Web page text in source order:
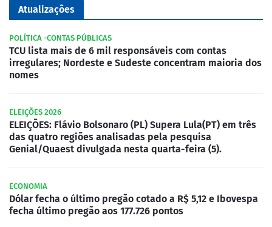
Atualizações
POLÍTICA -CONTAS PÚBLICAS
TCU lista mais de 6 mil responsáveis com contas
irregulares; Nordeste e Sudeste concentram maioria dos
nomes
ELEIÇÕES 2026
ELEIÇÕES: Flávio Bolsonaro (PL) Supera Lula(PT) em três
das quatro regiões analisadas pela pesquisa
Genial/Quaest divulgada nesta quarta-feira (5).
ECONOMIA
Dólar fecha o último pregão cotado a R$ 5,12 e Ibovespa
fecha último pregão aos 177.726 pontos